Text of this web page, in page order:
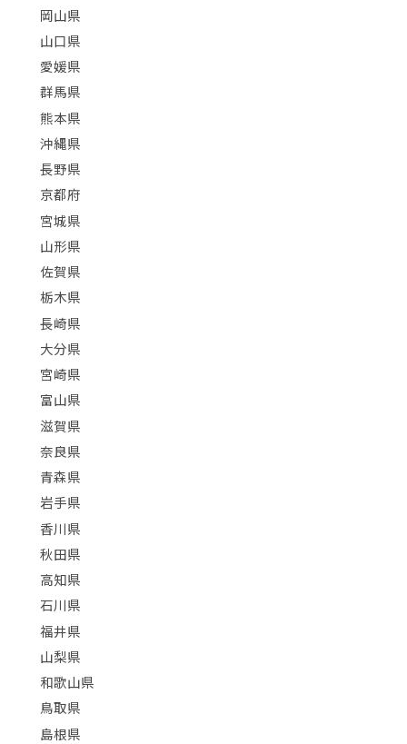
岡山県
山口県
愛媛県
群馬県
熊本県
沖縄県
長野県
京都府
宮城県
山形県
佐賀県
栃木県
長崎県
大分県
宮崎県
富山県
滋賀県
奈良県
青森県
岩手県
香川県
秋田県
高知県
石川県
福井県
山梨県
和歌山県
鳥取県
島根県